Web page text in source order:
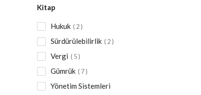
Kitap
Hukuk 2
Sürdürülebilirlik 2
Vergi 5
Gümrük 7
Yönetim Sistemleri